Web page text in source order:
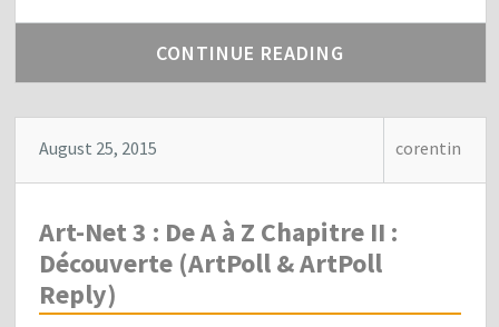
CONTINUE READING
August 25, 2015 corentin
Art-Net 3 : De A à Z Chapitre II :
Découverte (ArtPoll & ArtPoll
Reply)